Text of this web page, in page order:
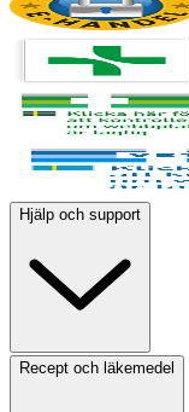
Hjälp och support
Recept och läkemedel